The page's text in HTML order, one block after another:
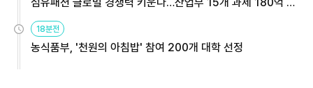
원
18분전
농식품부, '천원의 아침밥' 참여 200개 대학 선정